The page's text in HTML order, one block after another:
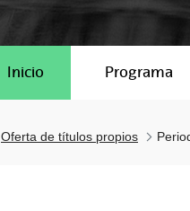
Inicio Programa
Oferta de títulos propios